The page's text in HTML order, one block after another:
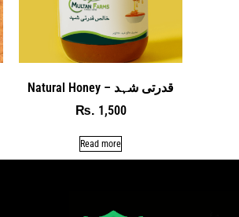
Natural Honey – قدرتی شہد
₨ 1,500
Read more